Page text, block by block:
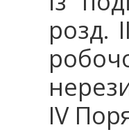
розд.
IV